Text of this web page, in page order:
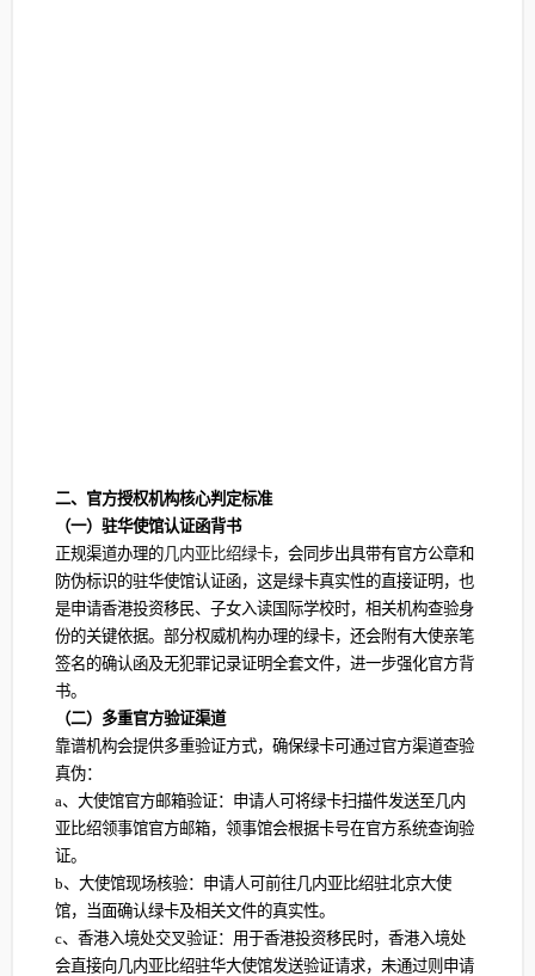
二、官方授权机构核心判定标准
（一）驻华使馆认证函背书
正规渠道办理的几内亚比绍绿卡，会同步出具带有官方公章和
防伪标识的驻华使馆认证函，这是绿卡真实性的直接证明，也
是申请香港投资移民、子女入读国际学校时，相关机构查验身
份的关键依据。部分权威机构办理的绿卡，还会附有大使亲笔
签名的确认函及无犯罪记录证明全套文件，进一步强化官方背
书。
（二）多重官方验证渠道
靠谱机构会提供多重验证方式，确保绿卡可通过官方渠道查验
真伪：
a、大使馆官方邮箱验证：申请人可将绿卡扫描件发送至几内
亚比绍领事馆官方邮箱，领事馆会根据卡号在官方系统查询验
证。
b、大使馆现场核验：申请人可前往几内亚比绍驻北京大使
馆，当面确认绿卡及相关文件的真实性。
c、香港入境处交叉验证：用于香港投资移民时，香港入境处
会直接向几内亚比绍驻华大使馆发送验证请求，未通过则申请